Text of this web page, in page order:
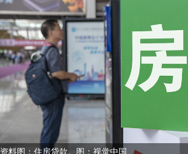
资料图：住房贷款。图：视觉中国